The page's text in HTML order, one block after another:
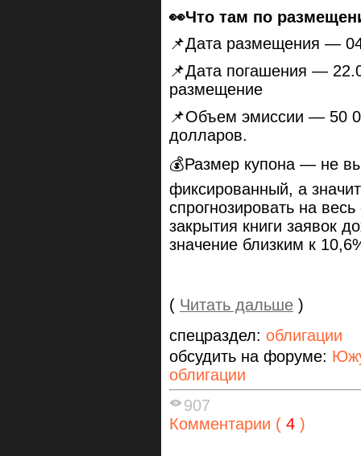
👀Что там по
📌Дата размещения —
📌Дата погашения —
размещение
📌Объем эмиссии — 50
долларов.
💰Размер купона — не
фиксированный, а
спрогнозировать на
закрытия книги заявок
значение близким к
( Читать дальше )
спецраздел: облигации
обсудить на форуме:
облигации
907
Комментарии ( 4 )